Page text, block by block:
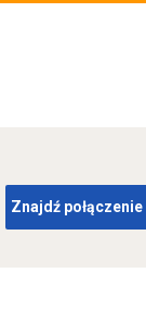
Znajdź połączenie